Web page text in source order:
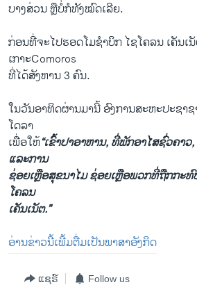
​ບາງ​ສ່ວນ ຫຼື​ບໍ່ກໍ​ທັງ​ໝົດ​ເລີຍ.
ກ່ອນ​ທີ່​ຈະ​ໄປ​ຮອດ​ໂມ​ຊຳ​ບິກ ໄຊ​ໂຄ​ລນ ເຄັນ​ເ
ເກາະComoros
ທີ່​ໄດ້ສັງ​ຫານ 3 ຄົນ.
ໃນ​ວັນ​ອາ​ທິດ​ຜ່ານ​ມາ​ນີ້ ອົງ​ການ​ສະ​ຫະ​ປະ​ຊາ​
ໂດ​ລາ
ເພື່ອ​ໃຫ້“ເຂົ້າ​ປາ​ອາ​ຫານ, ທີ່​ພັກ​ອາ​ໄສ​ຊົ່ວ​ຄາ
ແລະການ​
ຊ່ອຍ​ເຫຼືອ​ສຸ​ຂ​ນາ​ໄມ ຊ່ອຍ​ເຫຼືອ​ພວກ​ທີ່​ຖືກ​ກະ​ທົ
ໂຄ​ລນ
ເຄັນ​ເນັຕ.”
ອ່ານ​ຂ່າວ​ນີ້​ເພີ້ມ​ຕື່ມ​ເປັນ​ພາ​ສາ​ອັງ​ກິດ
ແຊຣ໌ Follow us